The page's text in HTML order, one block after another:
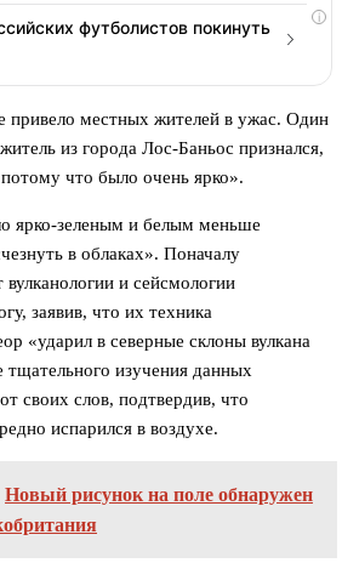
i
футболистов покинуть
привело местных жителей в ужас. Один
из города Лос-Баньос признался,
что было очень ярко».
ярко-зеленым и белым меньше
в облаках». Поначалу
и сейсмологии
заявив, что их техника
«ударил в северные склоны вулкана
изучения данных
своих слов, подтвердив, что
испарился в воздухе.
Новый рисунок на поле обнаружен